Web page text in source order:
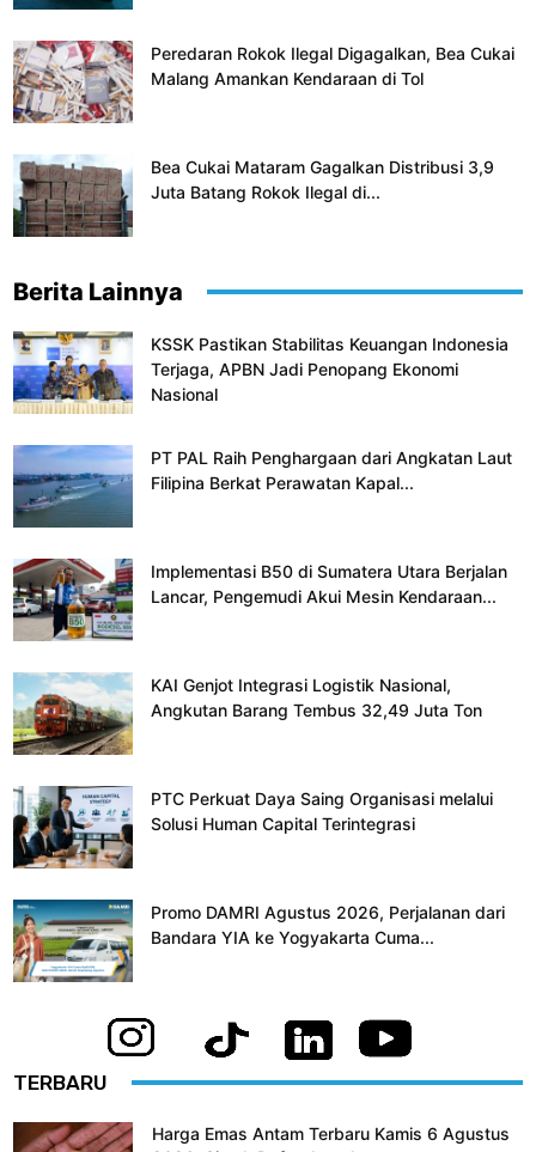
Peredaran Rokok Ilegal Digagalkan, Bea Cukai
Malang Amankan Kendaraan di Tol
Bea Cukai Mataram Gagalkan Distribusi 3,9
Juta Batang Rokok Ilegal di...
Berita Lainnya
KSSK Pastikan Stabilitas Keuangan Indonesia
Terjaga, APBN Jadi Penopang Ekonomi
Nasional
PT PAL Raih Penghargaan dari Angkatan Laut
Filipina Berkat Perawatan Kapal...
Implementasi B50 di Sumatera Utara Berjalan
Lancar, Pengemudi Akui Mesin Kendaraan...
KAI Genjot Integrasi Logistik Nasional,
Angkutan Barang Tembus 32,49 Juta Ton
PTC Perkuat Daya Saing Organisasi melalui
Solusi Human Capital Terintegrasi
Promo DAMRI Agustus 2026, Perjalanan dari
Bandara YIA ke Yogyakarta Cuma...
TERBARU
Harga Emas Antam Terbaru Kamis 6 Agustus